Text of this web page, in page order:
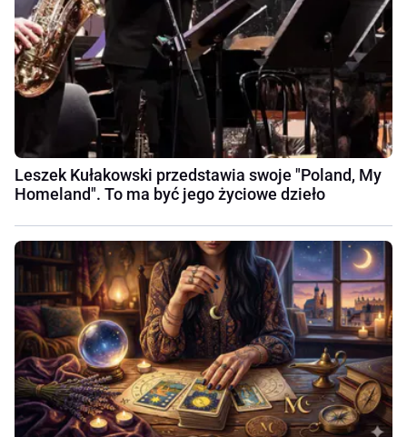
Leszek Kułakowski przedstawia swoje "Poland, My
Homeland". To ma być jego życiowe dzieło